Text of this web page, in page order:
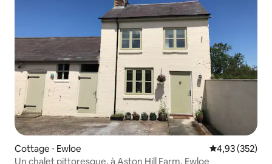
Cottage ⋅ Ewloe Évaluation
4,93 (352)
Un chalet pittoresque, à Aston Hill Farm, Ewloe